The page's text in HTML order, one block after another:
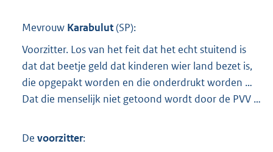
Mevrouw Karabulut(SP):
Voorzitter. Los van het feit dat het echt stuitend is
dat dat beetje geld dat kinderen wier land bezet is,
die opgepakt worden en die onderdrukt worden …
Dat die menselijk niet getoond wordt door de PVV …
De voorzitter: